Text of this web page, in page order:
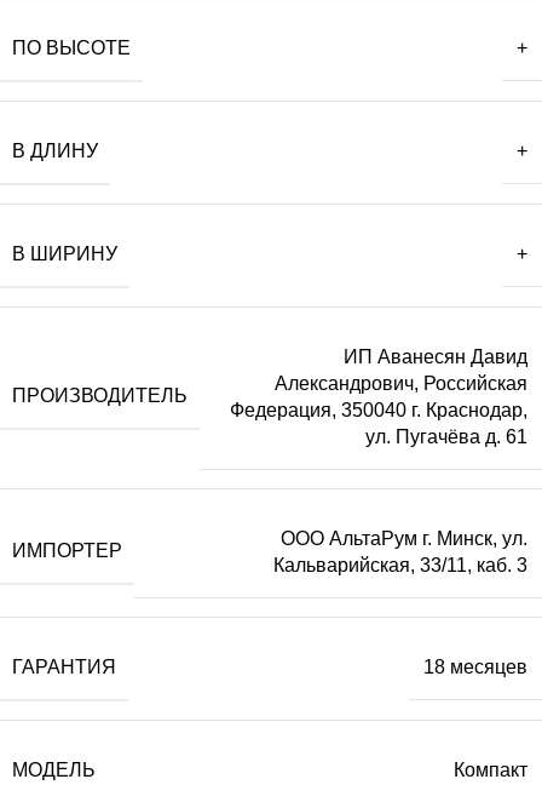
ПО ВЫСОТЕ +
В ДЛИНУ +
В ШИРИНУ +
ПРОИЗВОДИТЕЛЬ
ИП Аванесян Давид
Александрович, Российская
Федерация, 350040 г. Краснодар,
ул. Пугачёва д. 61
ИМПОРТЕР
ООО АльтаРум г. Минск, ул.
Кальварийская, 33/11, каб. 3
ГАРАНТИЯ 18 месяцев
МОДЕЛЬ Компакт